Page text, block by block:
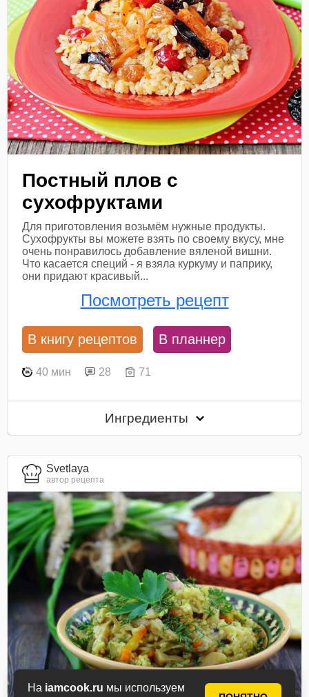
На iamcook.ru мы используем
Постный плов с
сухофруктами
Для приготовления возьмём нужные продукты.
Сухофрукты вы можете взять по своему вкусу, мне
очень понравилось добавление вяленой вишни.
Что касается специй - я взяла куркуму и паприку,
они придают красивый...
Посмотреть рецепт
В книгу рецептов В планнер
40 мин 28 71
Ингредиенты
Svetlaya
автор рецепта